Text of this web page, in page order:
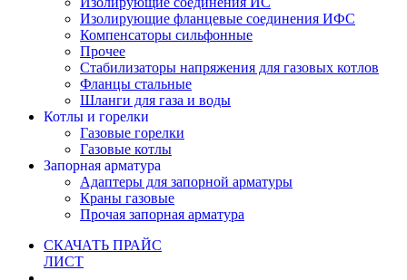
Изолирующие фланцевые соединения ИФС
Компенсаторы сильфонные
Прочее
Стабилизаторы напряжения для газовых котлов
Фланцы стальные
Шланги для газа и воды
Котлы и горелки
Газовые горелки
Газовые котлы
Запорная арматура
Адаптеры для запорной арматуры
Краны газовые
Прочая запорная арматура
СКАЧАТЬ ПРАЙС
ЛИСТ